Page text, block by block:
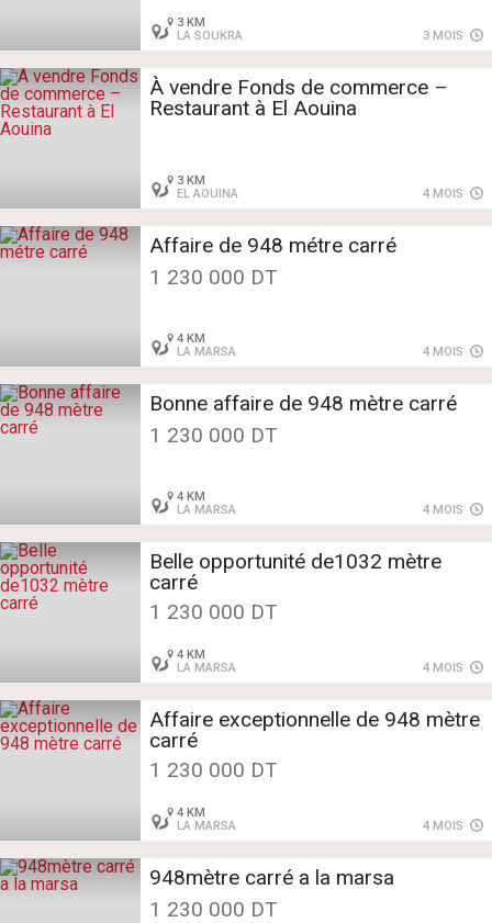
3 KM
LA SOUKRA
3 MOIS
À vendre Fonds de commerce –
Restaurant à El Aouina
3 KM
EL AOUINA
4 MOIS
Affaire de 948 métre carré
1 230 000 DT
4 KM
LA MARSA
4 MOIS
Bonne affaire de 948 mètre carré
1 230 000 DT
4 KM
LA MARSA
4 MOIS
Belle opportunité de1032 mètre
carré
1 230 000 DT
4 KM
LA MARSA
4 MOIS
Affaire exceptionnelle de 948 mètre
carré
1 230 000 DT
4 KM
LA MARSA
4 MOIS
948mètre carré a la marsa
1 230 000 DT